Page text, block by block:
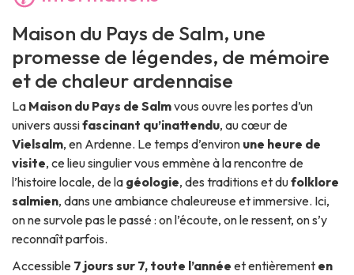
Maison du Pays de Salm, une
promesse de légendes, de mémoire
et de chaleur ardennaise
La Maison du Pays de Salmvous ouvre les portes d’un
univers aussifascinant qu’inattendu, au cœur de
Vielsalm, en Ardenne. Le temps d’environ une heure de
visite, ce lieu singulier vous emmène à la rencontre de
l’histoire locale, de la géologie, des traditions et dufolklore
salmien, dans une ambiance chaleureuse et immersive. Ici,
on ne survole pas le passé : on l’écoute, on le ressent, on s’y
reconnaît parfois.
Accessible 7 jours sur 7, toute l’année et entièrement en